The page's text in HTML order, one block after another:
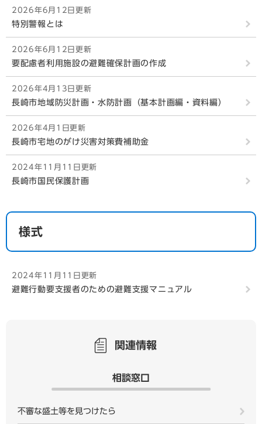
2026年6月12日更新
特別警報とは
2026年6月12日更新
要配慮者利用施設の避難確保計画の作成
2026年4月13日更新
長崎市地域防災計画・水防計画（基本計画編・資料編）
2026年4月1日更新
長崎市宅地のがけ災害対策費補助金
2024年11月11日更新
長崎市国民保護計画
様式
2024年11月11日更新
避難行動要支援者のための避難支援マニュアル
関連情報
相談窓口
不審な盛土等を見つけたら